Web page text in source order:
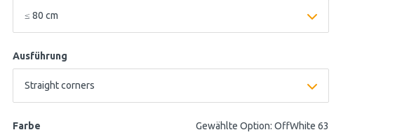
Ausführung
Farbe Gewählte Option: OffWhite 63